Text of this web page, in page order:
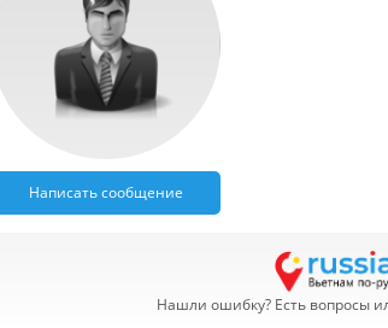
Написать сообщение
Нашли ошибку? Есть вопросы